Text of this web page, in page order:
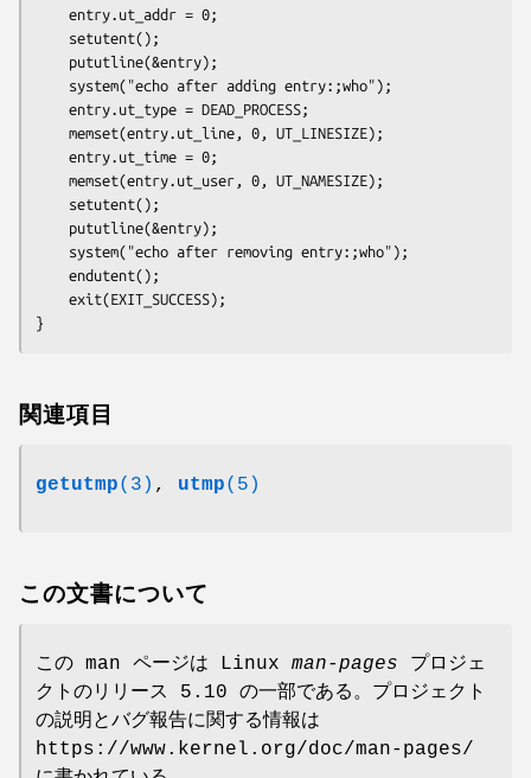
関連項目
getutmp(3) , utmp(5)
この文書について
この man ページは Linux man-pages プロジェ
クトのリリース 5.10 の一部である。プロジェクト
の説明とバグ報告に関する情報は
https://www.kernel.org/doc/man-pages/